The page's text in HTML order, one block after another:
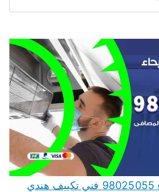
تصليح مكيفات الفيحاء 98025055 فني تكييف هندي